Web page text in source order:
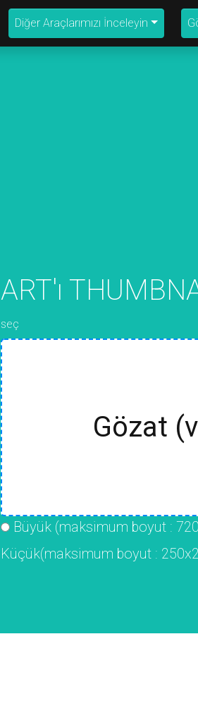
Diğer Araçlarımızı İnceleyin
ART'ı
seç
Gözat
Büyük (maksimum boyut :
Küçük(maksimum boyut :